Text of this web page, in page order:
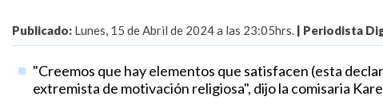
Publicado: Lunes, 15 de Abril de 2024 a las 23:05hrs. | Periodista
"Creemos que hay elementos que satisfacen (esta
extremista de motivación religiosa", dijo la comisaria